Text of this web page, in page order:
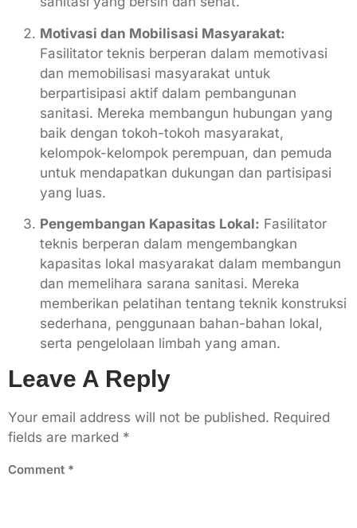
Motivasi dan Mobilisasi Masyarakat:
Fasilitator teknis berperan dalam memotivasi
dan memobilisasi masyarakat untuk
berpartisipasi aktif dalam pembangunan
sanitasi. Mereka membangun hubungan yang
baik dengan tokoh-tokoh masyarakat,
kelompok-kelompok perempuan, dan pemuda
untuk mendapatkan dukungan dan partisipasi
yang luas.
Pengembangan Kapasitas Lokal: Fasilitator
teknis berperan dalam mengembangkan
kapasitas lokal masyarakat dalam membangun
dan memelihara sarana sanitasi. Mereka
memberikan pelatihan tentang teknik konstruksi
sederhana, penggunaan bahan-bahan lokal,
serta pengelolaan limbah yang aman.
Leave A Reply
Your email address will not be published. Required
fields are marked *
Comment *